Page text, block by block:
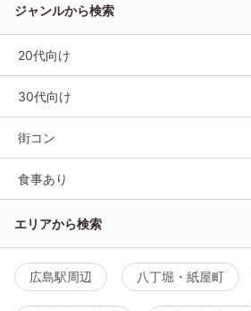
ジャンルから検索
20代向け
30代向け
街コン
食事あり
エリアから検索
広島駅周辺 八丁堀・紙屋町